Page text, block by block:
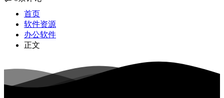
首页
软件资源
办公软件
正文